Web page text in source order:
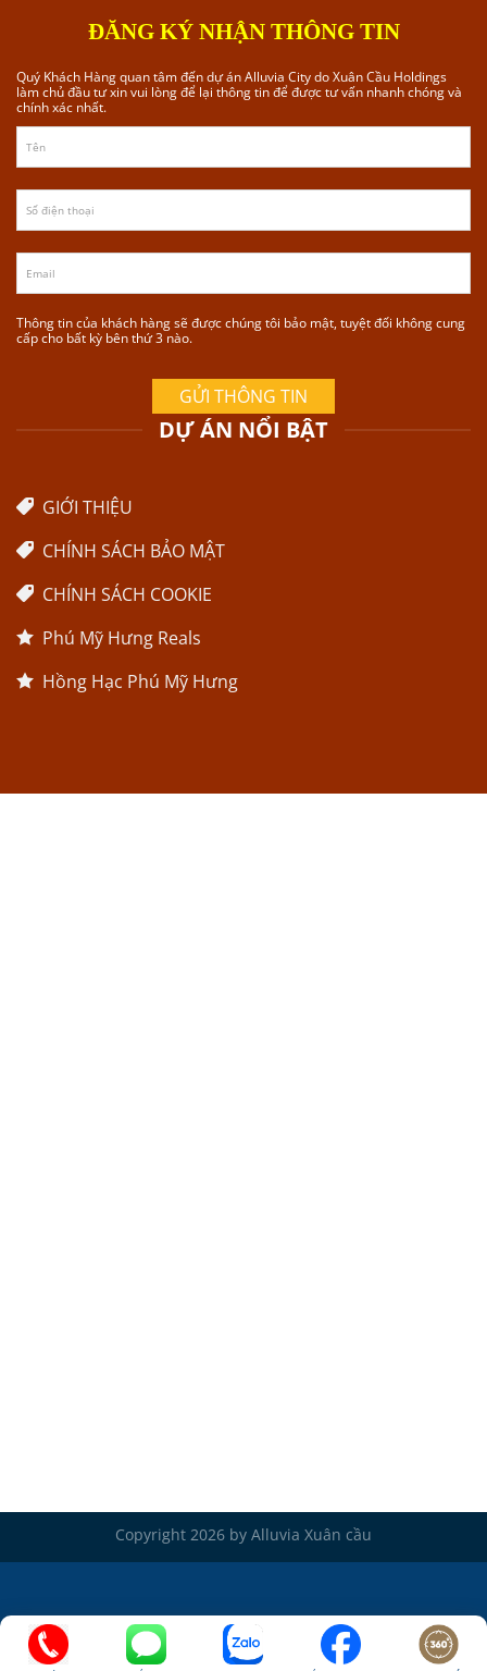
ĐĂNG KÝ NHẬN THÔNG TIN
Quý Khách Hàng quan tâm đến dự án Alluvia City do Xuân Cầu Holdings
làm chủ đầu tư xin vui lòng để lại thông tin để được tư vấn nhanh chóng và
chính xác nhất.
Thông tin của khách hàng sẽ được chúng tôi bảo mật, tuyệt đối không cung
cấp cho bất kỳ bên thứ 3 nào.
DỰ ÁN NỔI BẬT
GIỚI THIỆU
CHÍNH SÁCH BẢO MẬT
CHÍNH SÁCH COOKIE
Phú Mỹ Hưng Reals
Hồng Hạc Phú Mỹ Hưng
Copyright 2026 by Alluvia Xuân cầu